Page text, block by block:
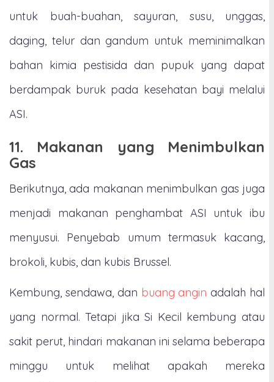
untuk buah-buahan, sayuran, susu, unggas,
daging, telur dan gandum untuk meminimalkan
bahan kimia pestisida dan pupuk yang dapat
berdampak buruk pada kesehatan bayi melalui
ASI.
11. Makanan yang Menimbulkan
Gas
Berikutnya, ada makanan menimbulkan gas juga
menjadi makanan penghambat ASI untuk ibu
menyusui. Penyebab umum termasuk kacang,
brokoli, kubis, dan kubis Brussel.
Kembung, sendawa, dan buang angin adalah hal
yang normal. Tetapi jika Si Kecil kembung atau
sakit perut, hindari makanan ini selama beberapa
minggu untuk melihat apakah mereka